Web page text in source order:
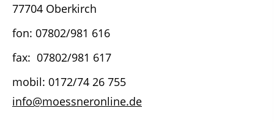
77704 Oberkirch
fon: 07802/981 616
fax: 07802/981 617
mobil: 0172/74 26 755
info@moessneronline.de